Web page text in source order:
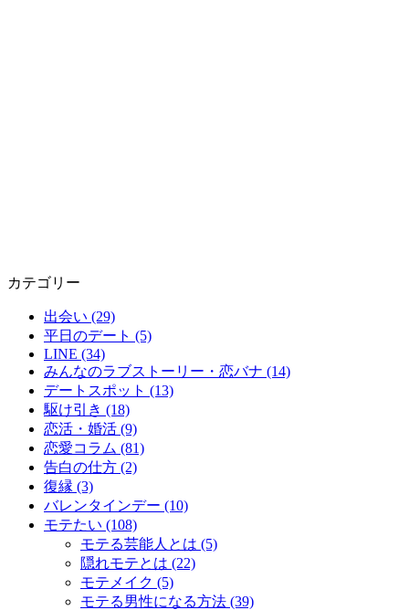
カテゴリー
出会い (29)
平日のデート (5)
LINE (34)
みんなのラブストーリー・恋バナ (14)
デートスポット (13)
駆け引き (18)
恋活・婚活 (9)
恋愛コラム (81)
告白の仕方 (2)
復縁 (3)
バレンタインデー (10)
モテたい (108)
モテる芸能人とは (5)
隠れモテとは (22)
モテメイク (5)
モテる男性になる方法 (39)